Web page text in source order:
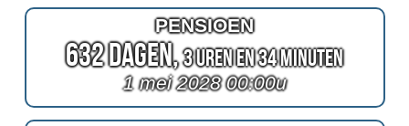
PENSIOEN
632 Dagen,3 Uren en 34 Minuten
1 mei 2028 00:00u